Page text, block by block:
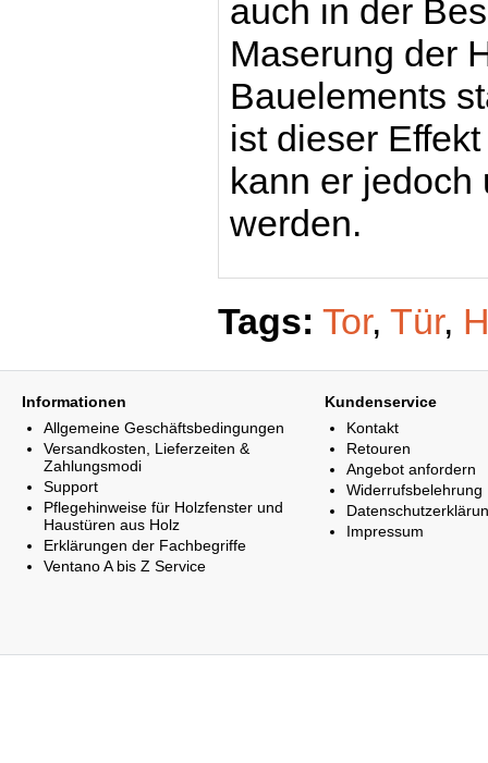
auch in der
Maserung der
Bauelements
ist dieser
kann er jedoch
werden.
Tags: Tor, Tür,
Informationen
Allgemeine Geschäftsbedingungen
Versandkosten, Lieferzeiten &
Zahlungsmodi
Support
Pflegehinweise für Holzfenster und
Haustüren aus Holz
Erklärungen der Fachbegriffe
Ventano A bis Z Service
Kundenservice
Kontakt
Retouren
Angebot anfordern
Widerrufsbelehrung
Impressum